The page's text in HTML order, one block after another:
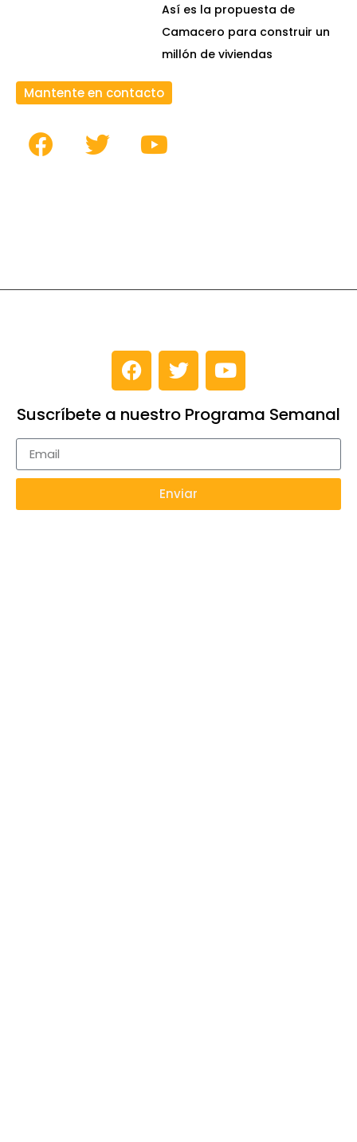
Así es la propuesta de
Camacero para construir un
millón de viviendas
Mantente en contacto
Suscríbete a nuestro Programa Semanal
Enviar